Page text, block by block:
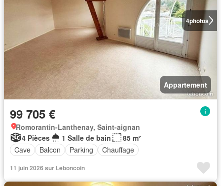
4photos
Appartement
99 705 €
Romorantin-Lanthenay, Saint-aignan
4 Pièces
1 Salle de bain
85 m²
Cave
Balcon Parking Chauffage
11 juin 2026 sur Leboncoin